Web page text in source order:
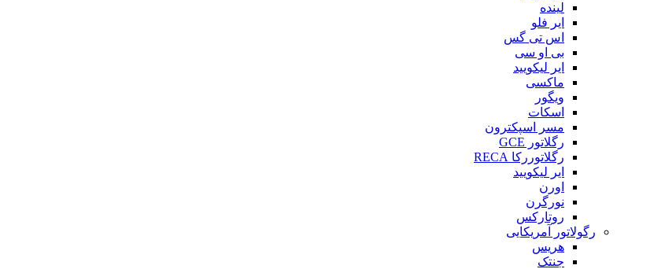
لینده
ایر فلو
اس تی گس
بی او سی
ایر لیکویید
ماکسی
ویگور
اسکات
مسر اسپکترون
رگلاتور GCE
رگلاتوررکا RECA
ایر لیکویید
اورن
نورگرن
روتارکس
رگولاتور آمریکایی
هریس
جنتک